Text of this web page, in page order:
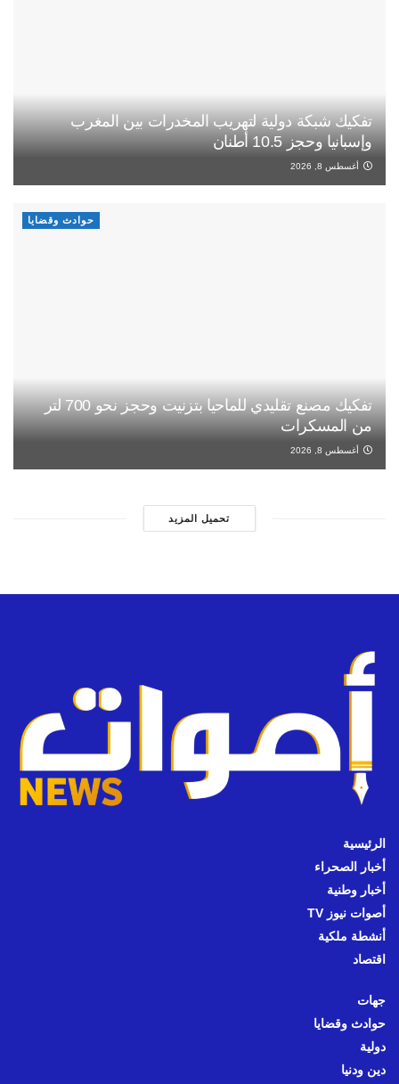
تفكيك شبكة دولية لتهريب المخدرات بين المغرب
وإسبانيا وحجز 10.5 أطنان
أغسطس 8, 2026
حوادث وقضايا
تفكيك مصنع تقليدي للماحيا بتزنيت وحجز نحو 700 لتر
من المسكرات
أغسطس 8, 2026
تحميل المزيد
الرئيسية
أخبار الصحراء
أخبار وطنية
أصوات نيوز TV
أنشطة ملكية
اقتصاد
جهات
حوادث وقضايا
دولية
دين ودنيا